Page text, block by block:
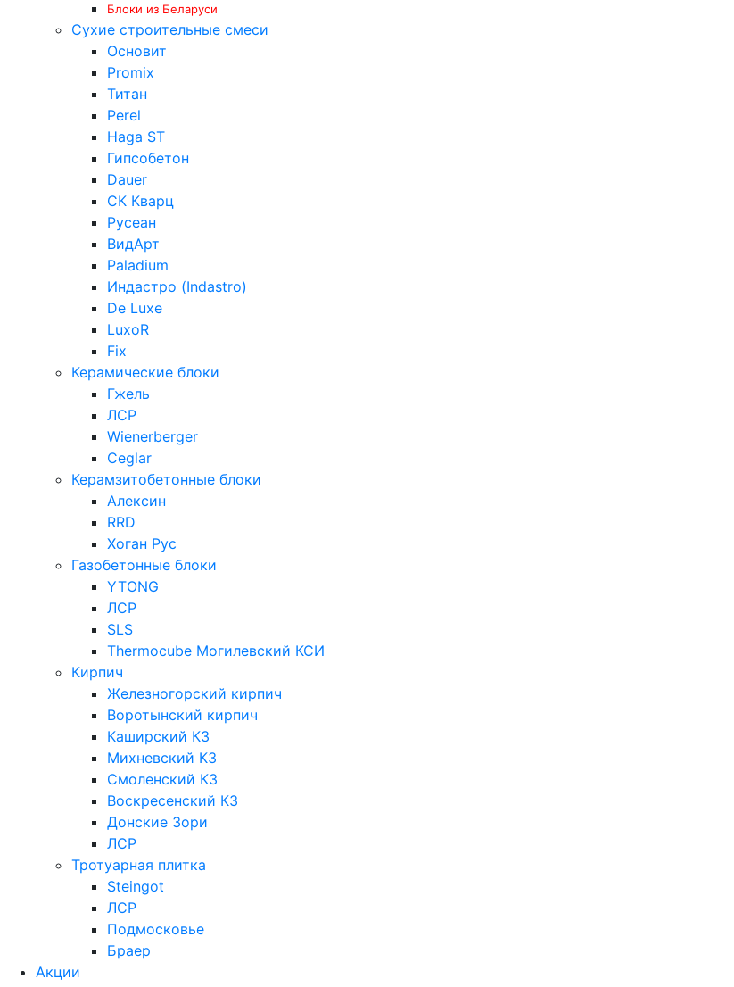
Блоки из Беларуси
Сухие строительные смеси
Основит
Promix
Титан
Perel
Haga ST
Гипсобетон
Dauer
СК Кварц
Русеан
ВидАрт
Paladium
Индастро (Indastro)
De Luxe
LuxoR
Fix
Керамические блоки
Гжель
ЛСР
Wienerberger
Ceglar
Керамзитобетонные блоки
Алексин
RRD
Хоган Рус
Газобетонные блоки
YTONG
ЛСР
SLS
Thermocube Могилевский КСИ
Кирпич
Железногорский кирпич
Воротынский кирпич
Каширский КЗ
Михневский КЗ
Смоленский КЗ
Воскресенский КЗ
Донские Зори
ЛСР
Тротуарная плитка
Steingot
ЛСР
Подмосковье
Браер
Акции